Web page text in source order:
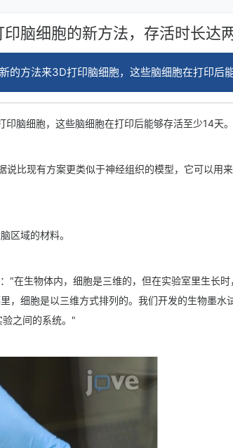
脑细胞的新方法，存活时长达
方法来3D打印脑细胞，这些脑细胞在打印后
脑细胞，这些脑细胞在打印后能够存活至少14天。
说比现有方案更类似于神经组织的模型，它可以用
区域的材料。
"在生物体内，细胞是三维的，但在实验室里生长时
，细胞是以三维方式排列的。我们开发的生物墨水
之间的系统。"